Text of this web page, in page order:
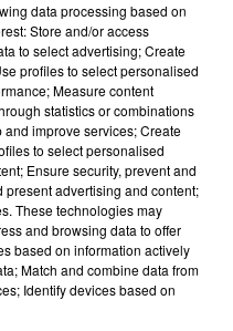
(MATIN)
à Prahecq, une
un accident de la
d'une pollution à
data processing based on
Store and/or access
to select advertising; Create
profiles to select personalised
Measure content
statistics or combinations
improve services; Create
to select personalised
Ensure security, prevent and
present advertising and content;
These technologies may
and browsing data to offer
based on information actively
Match and combine data from
Identify devices based on